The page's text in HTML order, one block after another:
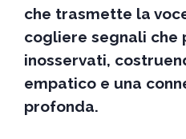
che trasmette la
cogliere segnali che
inosservati,
empatico e una
profonda.